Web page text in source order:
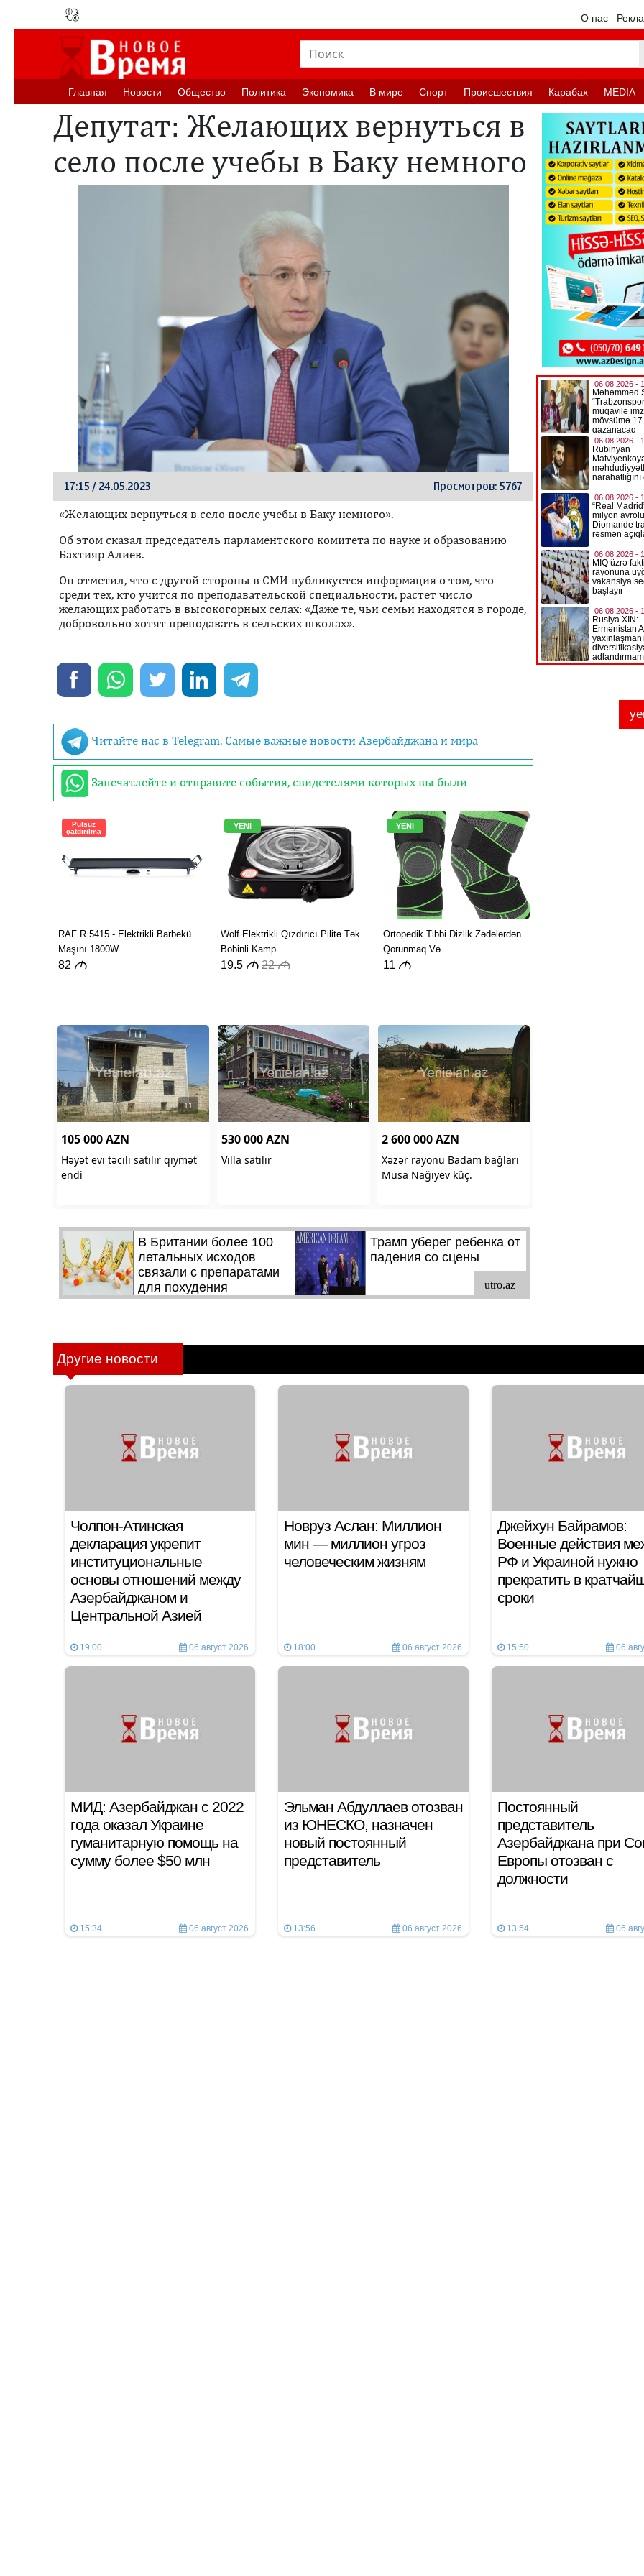
О нас
Главная Новости Oбщество Политика Экономика В мире Спорт Происшествия Карабах MEDIA
Депутат: Желающих вернуться в
село после учебы в Баку немного
17:15 / 24.05.2023 Просмотров: 5767
«Желающих вернуться в село после учебы в Баку немного».
Oб этом сказал председатель парламентского комитета по науке и образованию
Бахтияр Алиев.
Он отметил, что с другой стороны в СМИ публикуется информация о том, что
среди тех, кто учится по преподавательской специальности, растет число
желающих работать в высокогорных селах: «Даже те, чьи семьи находятся в городе,
добровольно хотят преподавать в сельских школах».
Читайте нас в Telegram. Самые важные новости Азербайджана и мира
Запечатлейте и отправьте события, свидетелями которых вы были
Другие новости
Чолпон-Атинская
декларация укрепит
институциональные
основы отношений между
Азербайджаном и
Центральной Азией
19:00 06 август 2026
Новруз Аслан: Миллион
мин — миллион угроз
человеческим жизням
18:00 06 август 2026
Джейхун Байрамов:
Военные действия
РФ и Украиной нужно
прекратить в
сроки
15:50 06
МИД: Азербайджан с 2022
года оказал Украине
гуманитарную помощь на
сумму более $50 млн
15:34 06 август 2026
Эльман Абдуллаев отозван
из ЮНЕСКО, назначен
новый постоянный
представитель
13:56 06 август 2026
Постоянный
представитель
Азербайджана при
Европы отозван с
должности
13:54 06